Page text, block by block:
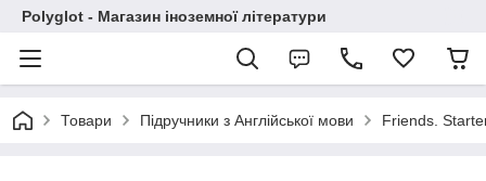
Polyglot - Магазин іноземної літератури
Товари Підручники з Англійської мови Friends.